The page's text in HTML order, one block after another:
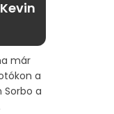
már
a
Sorbo a